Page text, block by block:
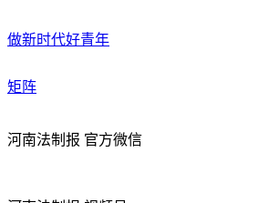
做新时代好青年
矩阵
河南法制报 官方微信